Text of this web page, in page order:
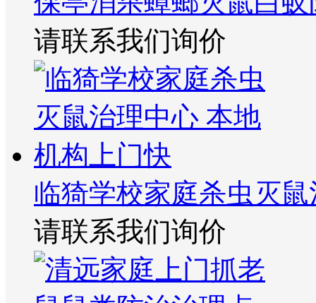
请联系我们询价
临猗学校家庭杀虫灭
请联系我们询价